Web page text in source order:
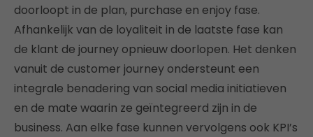
doorloopt in de plan, purchase en enjoy fase.
Afhankelijk van de loyaliteit in de laatste fase kan
de klant de journey opnieuw doorlopen. Het denken
vanuit de customer journey ondersteunt een
integrale benadering van social media initiatieven
en de mate waarin ze geïntegreerd zijn in de
business. Aan elke fase kunnen vervolgens ook KPI’s